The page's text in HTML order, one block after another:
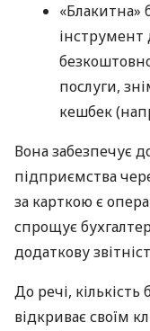
«Блакитна»
інструмент
послуги,
кешбек
Вона забезпечує
підприємства
за карткою є
спрощує
додаткову
До речі, кількість
відкриває своїм